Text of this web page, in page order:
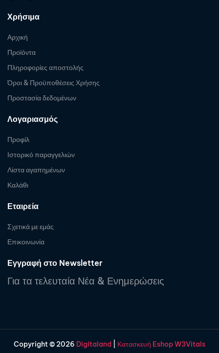
Χρήσιμα
Αρχική
Προϊόντα
Πληροφορίες αποστολής
Όροι & Προϋποθέσεις Χρήσης
Προστασία δεδομένων
Λογαριασμός
Προφίλ
Ιστορικό παραγγελιών
Λίστα αγαπημένων
Καλάθι
Εταιρεία
Σχετικά με εμάς
Επικοινωνία
Εγγραφή στο Newsletter
Για τα τελευταία Νέα & Ενημερώσεις
Copyright © 2026 Digitaland Κατασκευή Eshop W3Vitals